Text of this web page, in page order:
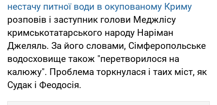
нестачу питної води в окупованому Криму
розповів і заступник голови Меджлісу
кримськотатарського народу Наріман
Джеляль. За його словами, Сімферопольське
водосховище також "перетворилося на
калюжу". Проблема торкнулася і таих міст, як
Судак і Феодосія.